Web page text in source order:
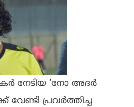
നേടിയ ‘നോ അദർ
വേണ്ടി പ്രവർത്തിച്ച